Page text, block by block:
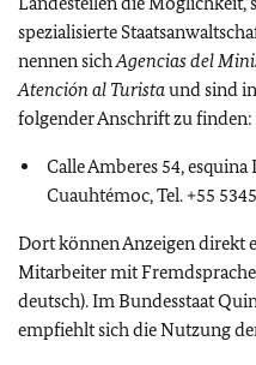
spezialisierte
nennen sichAgencias del
Atención al Turistaund sind
folgender Anschrift zu finden:
Calle Amberes 54,
Cuauhtémoc, Tel. +55
Dort können Anzeigen direkt
Mitarbeiter mit
deutsch). Im Bundesstaat
empfiehlt sich die Nutzung der